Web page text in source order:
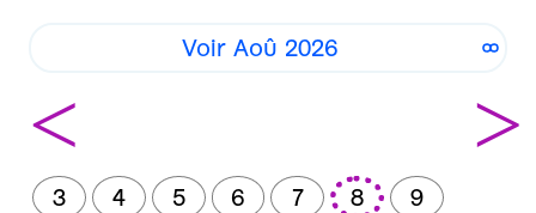
Voir Aoû 2026
< >
3 4 5 6 7 8 9